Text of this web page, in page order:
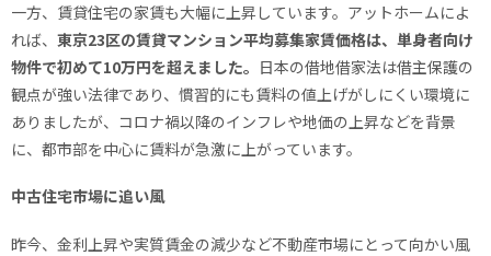
一方、賃貸住宅の家賃も大幅に上昇しています。アットホームによ
れば、 東京23区の賃貸マンション平均募集家賃価格は、単身者向け
物件で初めて10万円を超えました。 日本の借地借家法は借主保護の
観点が強い法律であり、慣習的にも賃料の値上げがしにくい環境に
ありましたが、コロナ禍以降のインフレや地価の上昇などを背景
に、都市部を中心に賃料が急激に上がっています。
中古住宅市場に追い風
昨今、金利上昇や実質賃金の減少など不動産市場にとって向かい風